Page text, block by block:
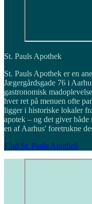
St. Pauls Apothek
St. Pauls Apothek er en
Jægergårdsgade 76 i
gastronomisk
hver ret på menuen ofte
ligger i historiske lokaler
apotek – og det giver
en af Aarhus' foretrukne
Find St. Pauls Apothek